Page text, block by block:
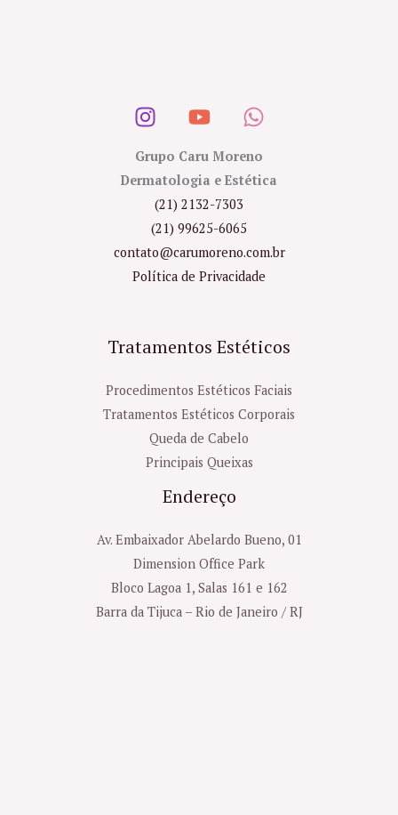
Grupo Caru Moreno
Dermatologia e Estética
(21) 2132-7303
(21) 99625-6065
contato@carumoreno.com.br
Política de Privacidade
Tratamentos Estéticos
Procedimentos Estéticos Faciais
Tratamentos Estéticos Corporais
Queda de Cabelo
Principais Queixas
Endereço
Av. Embaixador Abelardo Bueno, 01
Dimension Office Park
Bloco Lagoa 1, Salas 161 e 162
Barra da Tijuca – Rio de Janeiro / RJ